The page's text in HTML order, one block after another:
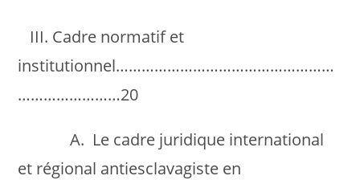
III. Cadre normatif et
institutionnel……………………………………………
……………………20
A. Le cadre juridique international
et régional antiesclavagiste en